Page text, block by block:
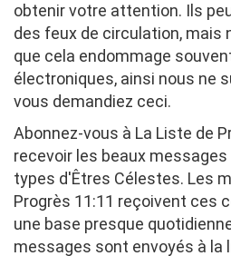
obtenir votre attention. Ils
des feux de circulation, mais
que cela endommage
électroniques, ainsi nous ne
vous demandiez ceci.
Abonnez-vous à La Liste de
recevoir les beaux
types d'Êtres Célestes. Les
Progrès 11:11 reçoivent ces
une base presque
messages sont envoyés à la